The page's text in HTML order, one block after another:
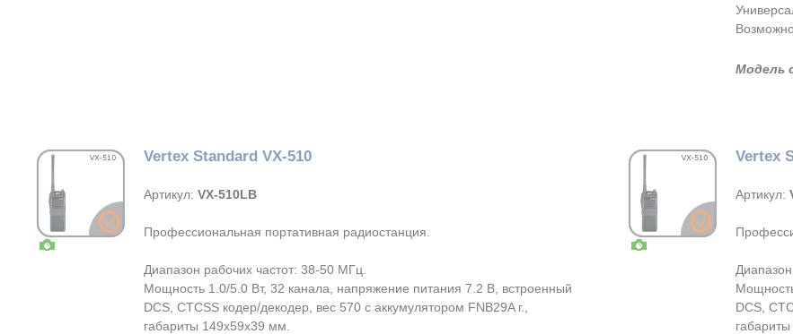
Модель
Vertex Standard VX-510
Артикул:VX-510LB
Профессиональная портативная радиостанция.
Диапазон рабочих частот: 38-50 МГц.
Мощность 1.0/5.0 Вт, 32 канала, напряжение питания 7.2 В, встроенный
DCS, CTCSS кодер/декодер, вес 570 с аккумулятором FNB29A г.,
габариты 149х59х39 мм.
Vertex
Артикул:
DCS,